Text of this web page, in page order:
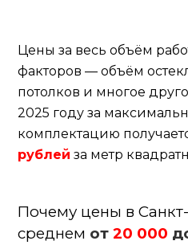
Цены за весь объём
факторов — объём
потолков и многое
2025 году за
комплектацию
рублей за метр
Почему цены в
среднем от 20 000